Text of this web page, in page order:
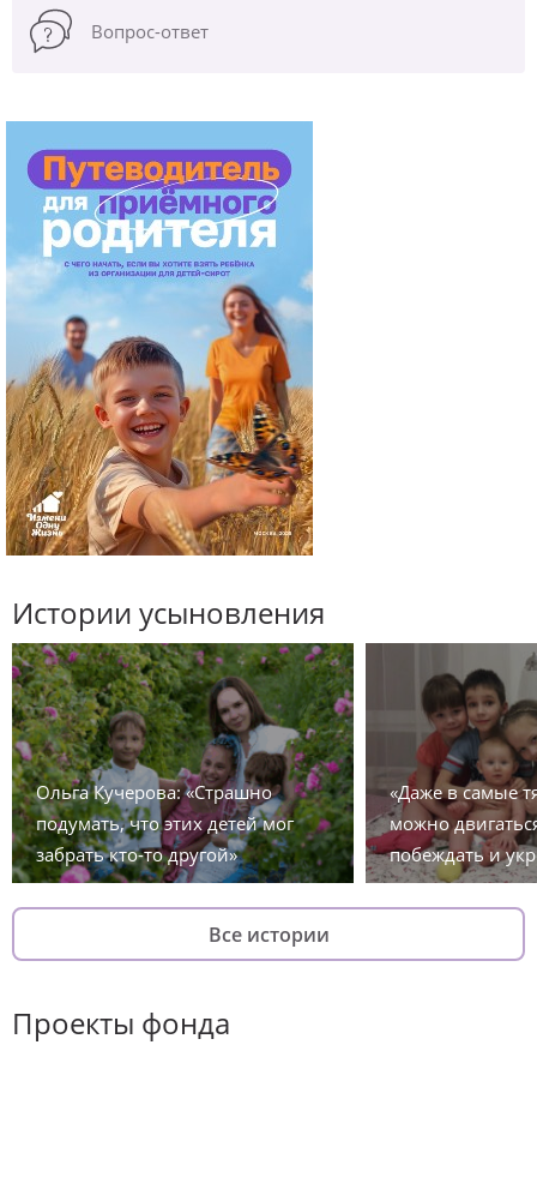
Вопрос-ответ
Истории усыновления
Ольга Кучерова: «Страшно
подумать, что этих детей мог
забрать кто-то другой»
«Даже в самые
можно
побеждать и
Все истории
Проекты фонда